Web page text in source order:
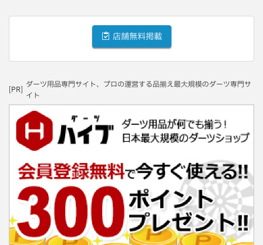
店舗無料掲載
[PR]
ダーツ用品専門サイト、プロの運営する品揃え最大規模のダーツ専門サ
イト